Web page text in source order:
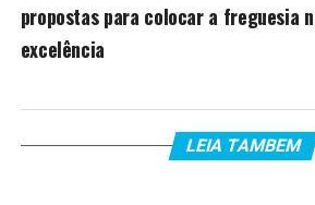
propostas para colocar a freguesia
excelência
LEIA TAMBEM